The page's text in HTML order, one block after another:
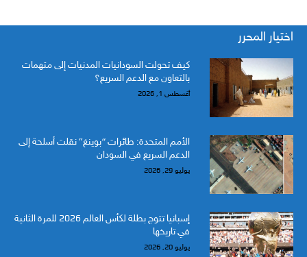
اختيار المحرر
كيف تحولت السودانيات المدنيات إلى متهمات
بالتعاون مع الدعم السريع؟
أغسطس 1, 2026
الأمم المتحدة: طائرات “بوينغ” نقلت أسلحة إلى
الدعم السريع في السودان
يوليو 29, 2026
إسبانيا تتوج بطلة لكأس العالم 2026 للمرة الثانية
في تاريخها
يوليو 20, 2026